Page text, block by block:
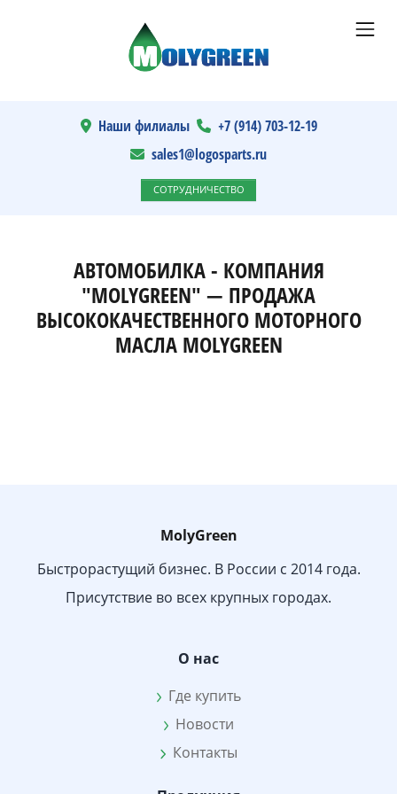
Наши филиалы
+7 (914) 703-12-19
sales1@logosparts.ru
СОТРУДНИЧЕСТВО
АВТОМОБИЛКА - КОМПАНИЯ
"MOLYGREEN" — ПРОДАЖА
ВЫСОКОКАЧЕСТВЕННОГО МОТОРНОГО
МАСЛА MOLYGREEN
MolyGreen
Быстрорастущий бизнес. В России с 2014 года.
Присутствие во всех крупных городах.
О нас
Где купить
Новости
Контакты